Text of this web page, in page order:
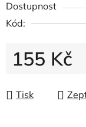
Dostupnost
Kód:
155 Kč
Tisk